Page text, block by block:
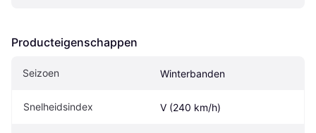
Producteigenschappen
Seizoen Winterbanden
Snelheidsindex V (240 km/h)